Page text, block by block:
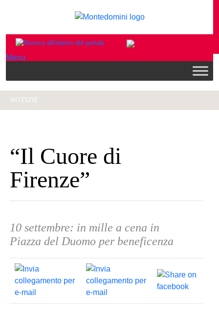
Menu
NOTIZIE
“Il Cuore di
Firenze”
10 settembre: in mille a cena in
Piazza del Duomo per beneficenza